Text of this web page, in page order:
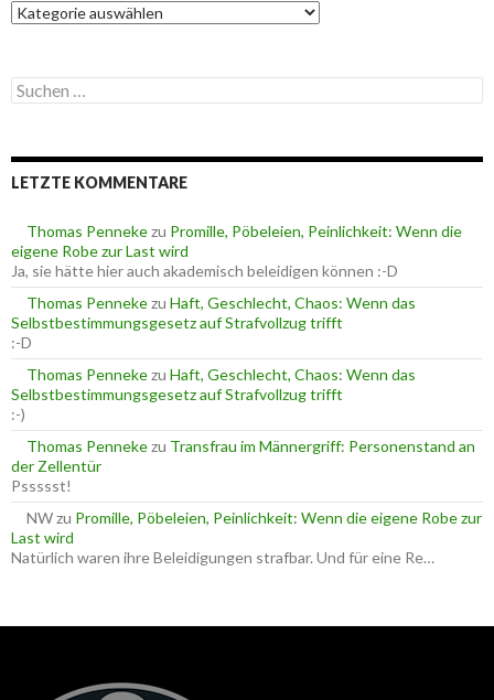
K
a
g
o
n
S
u
e
n
c
h
:
LETZTE KOMMENTARE
Thomas Pennekezu Promille, Pöbeleien, Peinlichkeit: Wenn die
eigene Robe zur Last wird
Ja, sie hätte hier auch akademisch beleidigen können :-D
Thomas Pennekezu Haft, Geschlecht, Chaos: Wenn das
Selbstbestimmungsgesetz auf Strafvollzug trifft
:-D
Thomas Pennekezu Haft, Geschlecht, Chaos: Wenn das
Selbstbestimmungsgesetz auf Strafvollzug trifft
:-)
Thomas Pennekezu Transfrau im Männergriff: Personenstand an
der Zellentür
Pssssst!
NWzu Promille, Pöbeleien, Peinlichkeit: Wenn die eigene Robe zur
Last wird
Natürlich waren ihre Beleidigungen strafbar. Und für eine Re…